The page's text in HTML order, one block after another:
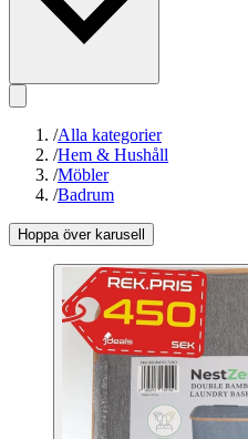
/Alla kategorier
/Hem & Hushåll
/Möbler
/Badrum
Hoppa över karusell